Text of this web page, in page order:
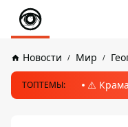
Новости Мир
ТОПТЕМЫ: ⚠️